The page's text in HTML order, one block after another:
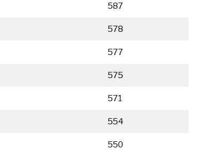
587
578
577
575
571
554
550